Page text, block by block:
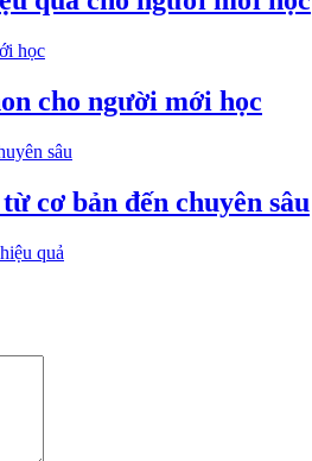
cho người mới học
cơ bản đến chuyên sâu
quả